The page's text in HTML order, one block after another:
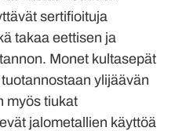
sertifioituja
takaa eettisen ja
Monet kultasepät
ylijäävän
myös tiukat
jalometallien käyttöä